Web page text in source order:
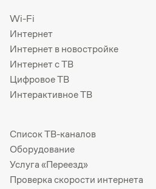
Wi-Fi
Интернет
Интернет в новостройке
Интернет с ТВ
Цифровое ТВ
Интерактивное ТВ
Список ТВ-каналов
Оборудование
Услуга «Переезд»
Проверка скорости интернета